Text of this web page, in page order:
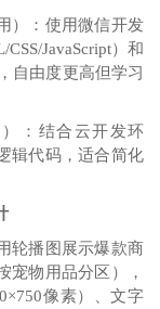
）‌：使用微信开发
JavaScript）和
自由度更高但学习
：结合云开发环
辑代码，适合简化
轮播图展示爆款商
宠物用品分区），
像素）、文字